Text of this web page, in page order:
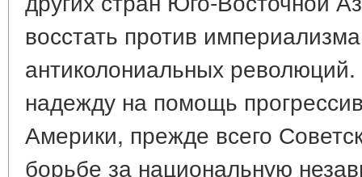
восстать против
антиколониальных
надежду на помощь
Америки, прежде всего
борьбе за национальную